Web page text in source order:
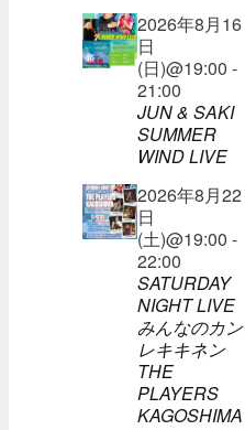
2026年8月16
日
(日)@19:00 -
21:00
JUN & SAKI
SUMMER
WIND LIVE
2026年8月22
日
(土)@19:00 -
22:00
SATURDAY
NIGHT LIVE
みんなのカン
レキキネン
THE
PLAYERS
KAGOSHIMA